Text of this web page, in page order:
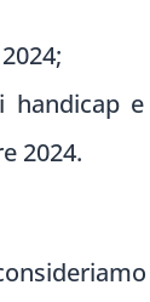
handicap
2024.